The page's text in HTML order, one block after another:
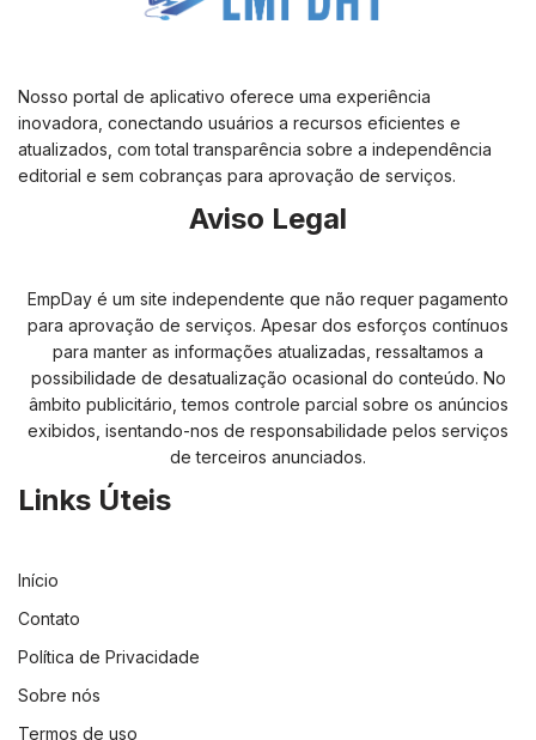
Nosso portal de aplicativo oferece uma experiência
inovadora, conectando usuários a recursos eficientes e
atualizados, com total transparência sobre a independência
editorial e sem cobranças para aprovação de serviços.
Aviso Legal
EmpDay é um site independente que não requer pagamento
para aprovação de serviços. Apesar dos esforços contínuos
para manter as informações atualizadas, ressaltamos a
possibilidade de desatualização ocasional do conteúdo. No
âmbito publicitário, temos controle parcial sobre os anúncios
exibidos, isentando-nos de responsabilidade pelos serviços
de terceiros anunciados.
Links Úteis
Início
Contato
Política de Privacidade
Sobre nós
Termos de uso